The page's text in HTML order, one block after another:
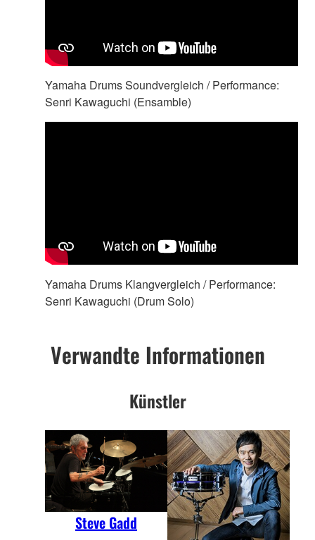
Yamaha Drums Soundvergleich / Performance:
Senri Kawaguchi (Ensamble)
Yamaha Drums Klangvergleich / Performance:
Senri Kawaguchi (Drum Solo)
Verwandte Informationen
Künstler
Steve Gadd